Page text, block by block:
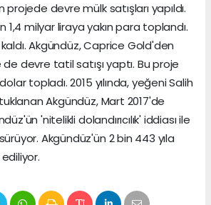
devre mülk satışları yapıldı.
1,4 milyar liraya yakın para toplandı.
Akgündüz, Caprice Gold'den
devre tatil satışı yaptı. Bu proje
topladı. 2015 yılında, yeğeni Salih
Akgündüz, Mart 2017'de
'nitelikli dolandırıcılık' iddiası ile
Akgündüz'ün 2 bin 443 yıla